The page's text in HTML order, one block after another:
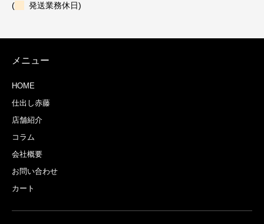
(
発送業務休日)
メニュー
HOME
仕出し赤藤
店舗紹介
コラム
会社概要
お問い合わせ
カート